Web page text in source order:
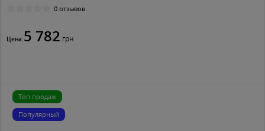
0 отзывов
Цена:5 782 грн
Топ продаж
Популярный